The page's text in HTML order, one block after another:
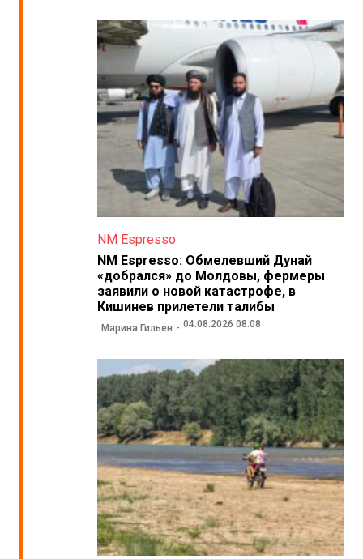
NM Espresso
NM Espresso: Обмелевший Дунай
«добрался» до Молдовы, фермеры
заявили о новой катастрофе, в
Кишинев прилетели талибы
Марина Гильен 04.08.2026 08:08